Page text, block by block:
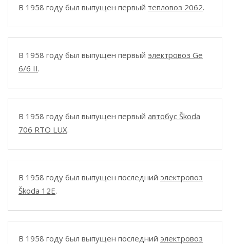
В 1958 году был выпущен первый тепловоз 2062.
В 1958 году был выпущен первый электровоз Ge
6/6 II.
В 1958 году был выпущен первый автобус Škoda
706 RTO LUX.
В 1958 году был выпущен последний электровоз
Škoda 12E.
В 1958 году был выпущен последний электровоз